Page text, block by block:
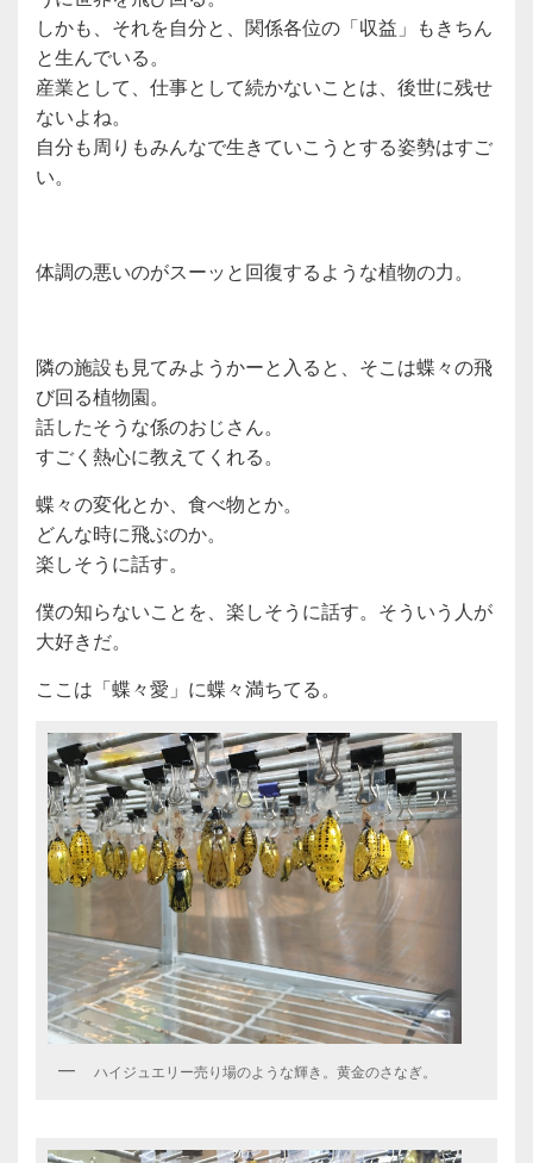
しかも、それを自分と、関係各位の「収益」もきちん
と生んでいる。
産業として、仕事として続かないことは、後世に残せ
ないよね。
自分も周りもみんなで生きていこうとする姿勢はすご
い。
体調の悪いのがスーッと回復するような植物の力。
隣の施設も見てみようかーと入ると、そこは蝶々の飛
び回る植物園。
話したそうな係のおじさん。
すごく熱心に教えてくれる。
蝶々の変化とか、食べ物とか。
どんな時に飛ぶのか。
楽しそうに話す。
僕の知らないことを、楽しそうに話す。そういう人が
大好きだ。
ここは「蝶々愛」に蝶々満ちてる。
ハイジュエリー売り場のような輝き。黄金のさなぎ。